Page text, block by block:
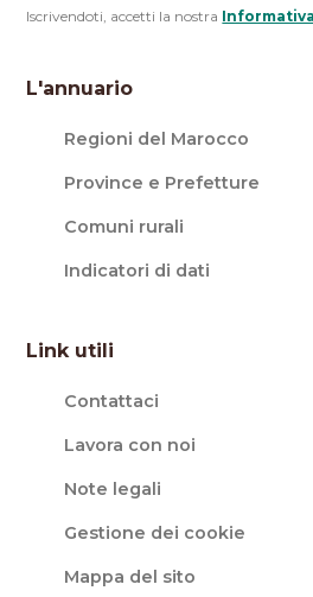
Iscrivendoti, accetti la nostra
L'annuario
Regioni del Marocco
Province e Prefetture
Comuni rurali
Indicatori di dati
Link utili
Contattaci
Lavora con noi
Note legali
Gestione dei cookie
Mappa del sito